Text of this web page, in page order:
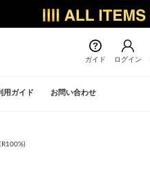
ガイド ログイン
用ガイド お問い合わせ